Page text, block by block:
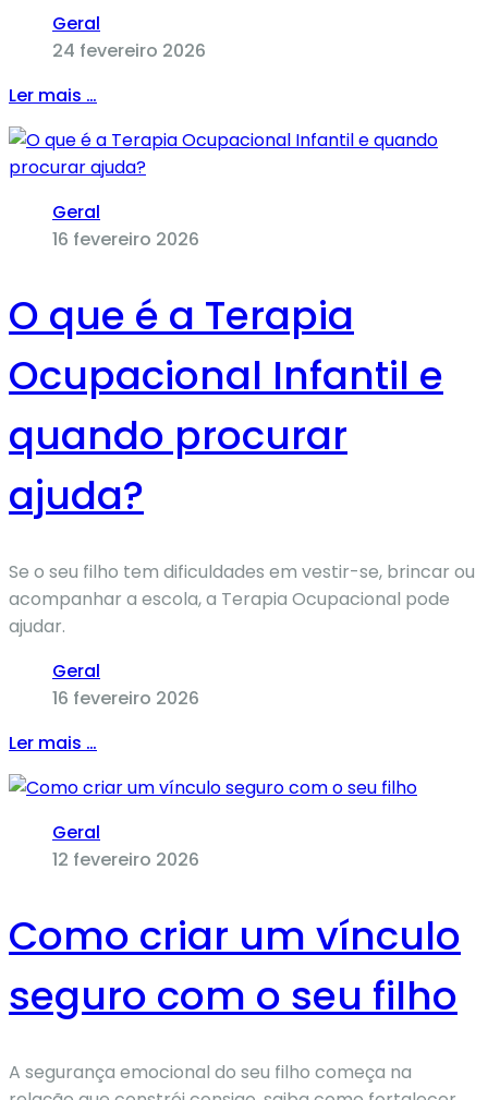
Geral
24 fevereiro 2026
Ler mais …
Geral
16 fevereiro 2026
O que é a Terapia
Ocupacional Infantil e
quando procurar
ajuda?
Se o seu filho tem dificuldades em vestir-se, brincar ou
acompanhar a escola, a Terapia Ocupacional pode
ajudar.
Geral
16 fevereiro 2026
Ler mais …
Geral
12 fevereiro 2026
Como criar um vínculo
seguro com o seu filho
A segurança emocional do seu filho começa na